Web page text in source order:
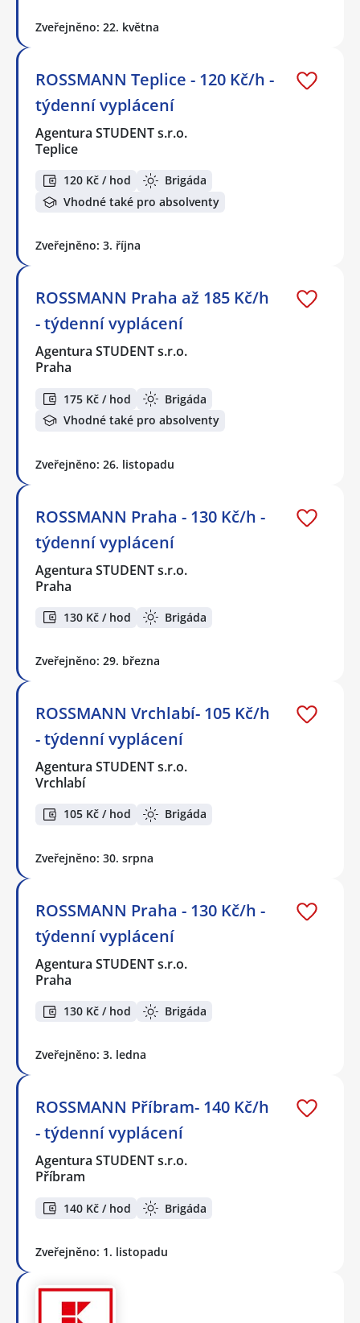
Zveřejněno: 22. května
ROSSMANN Teplice - 120 Kč/h -
týdenní vyplácení
Agentura STUDENT s.r.o.
Teplice
120 Kč / hod
Brigáda
Vhodné také pro absolventy
Zveřejněno: 3. října
ROSSMANN Praha až 185 Kč/h
- týdenní vyplácení
Agentura STUDENT s.r.o.
Praha
175 Kč / hod
Brigáda
Vhodné také pro absolventy
Zveřejněno: 26. listopadu
ROSSMANN Praha - 130 Kč/h -
týdenní vyplácení
Agentura STUDENT s.r.o.
Praha
130 Kč / hod Brigáda
Zveřejněno: 29. března
ROSSMANN Vrchlabí- 105 Kč/h
- týdenní vyplácení
Agentura STUDENT s.r.o.
Vrchlabí
105 Kč / hod Brigáda
Zveřejněno: 30. srpna
ROSSMANN Praha - 130 Kč/h -
týdenní vyplácení
Agentura STUDENT s.r.o.
Praha
130 Kč / hod Brigáda
Zveřejněno: 3. ledna
ROSSMANN Příbram- 140 Kč/h
- týdenní vyplácení
Agentura STUDENT s.r.o.
Příbram
140 Kč / hod Brigáda
Zveřejněno: 1. listopadu